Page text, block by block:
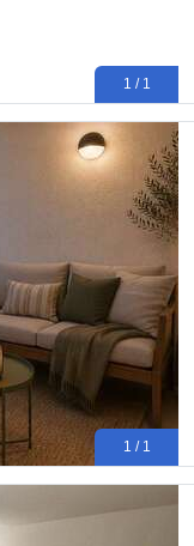
1 / 1
1 / 1